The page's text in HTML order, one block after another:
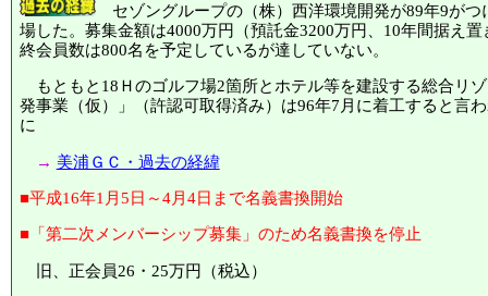
セゾングループの（株）西洋環境開発が89年9がつ
場した。募集金額は4000万円（預託金3200万円、10年間据え
終会員数は800名を予定しているが達していない。
もともと18Ｈのゴルフ場2箇所とホテル等を建設する総合リ
発事業（仮）」（許認可取得済み）は96年7月に着工すると言
に
→ 美浦ＧＣ・過去の経緯
■平成16年1月5日～4月4日まで名義書換開始
■「第二次メンバーシップ募集」のため名義書換を停止
旧、正会員26・25万円（税込）